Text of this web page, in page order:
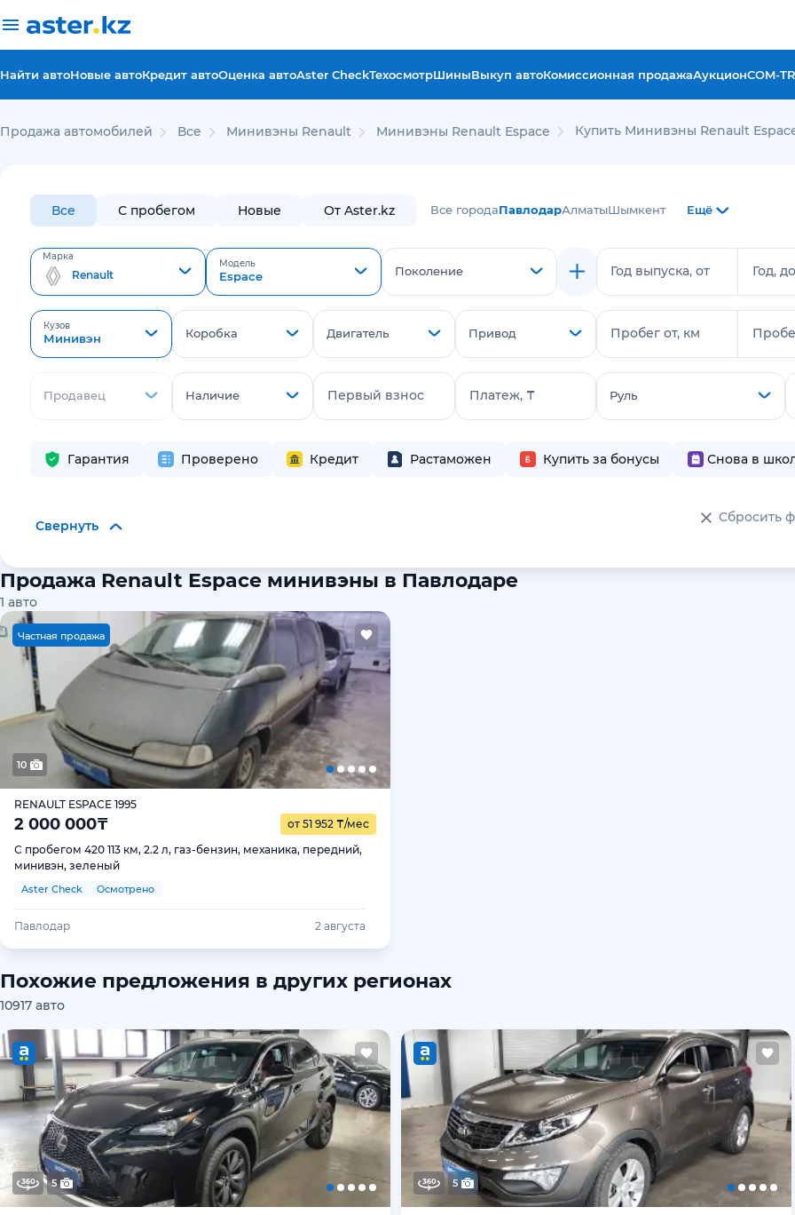
Найти автоНовые автоКредит автоОценка автоAster CheckТехосмотрШиныВыкуп автоКомиссионная продажаАукционCOM-
Продажа автомобилей Все Минивэны Renault Минивэны Renault Espace Купить Минивэны Renault
Все С пробегом Новые От Aster.kz Все городаПавлодарАлматыШымкент Ещё
Марка
Renault
Модель
Espace Поколение Год выпуска, от Год, до
Кузов
Минивэн Коробка Двигатель Привод Пробег от, км
Продавец Наличие Первый взнос Платеж, ₸ Руль
Гарантия Проверено Кредит Растаможен Купить за бонусы Снова в
Свернуть
Сбросить
Продажа Renault Espace минивэны в Павлодаре
1 авто
Частная продажа
10
RENAULT ESPACE 1995
2 000 000₸ от 51 952 ₸/мес
С пробегом 420 113 км, 2.2 л, газ-бензин, механика, передний,
минивэн, зеленый
Aster Check Осмотрено
Павлодар 2 августа
Похожие предложения в других регионах
10917 авто
5 5